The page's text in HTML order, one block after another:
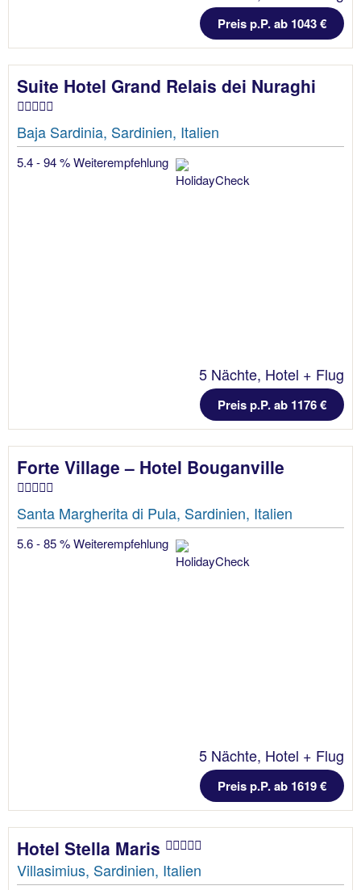
Preis p.P. ab 1043 €
Suite Hotel Grand Relais dei Nuraghi
Baja Sardinia, Sardinien, Italien
5.4 - 94 % Weiterempfehlung
5 Nächte, Hotel + Flug
Preis p.P. ab 1176 €
Forte Village – Hotel Bouganville
Santa Margherita di Pula, Sardinien, Italien
5.6 - 85 % Weiterempfehlung
5 Nächte, Hotel + Flug
Preis p.P. ab 1619 €
Hotel Stella Maris
Villasimius, Sardinien, Italien